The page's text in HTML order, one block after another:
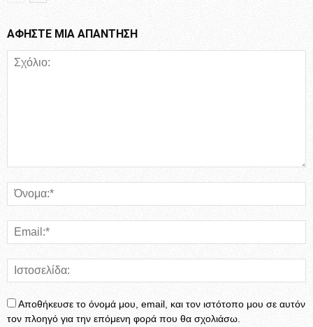
ΑΦΗΣΤΕ ΜΙΑ ΑΠΑΝΤΗΣΗ
Αποθήκευσε το όνομά μου, email, και τον ιστότοπο μου σε αυτόν
τον πλοηγό για την επόμενη φορά που θα σχολιάσω.